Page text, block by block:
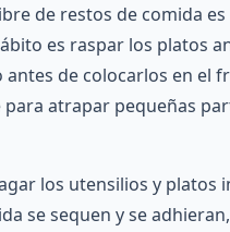
de restos de comida
es raspar los platos
de colocarlos en el
atrapar pequeñas
los utensilios y platos
se sequen y se